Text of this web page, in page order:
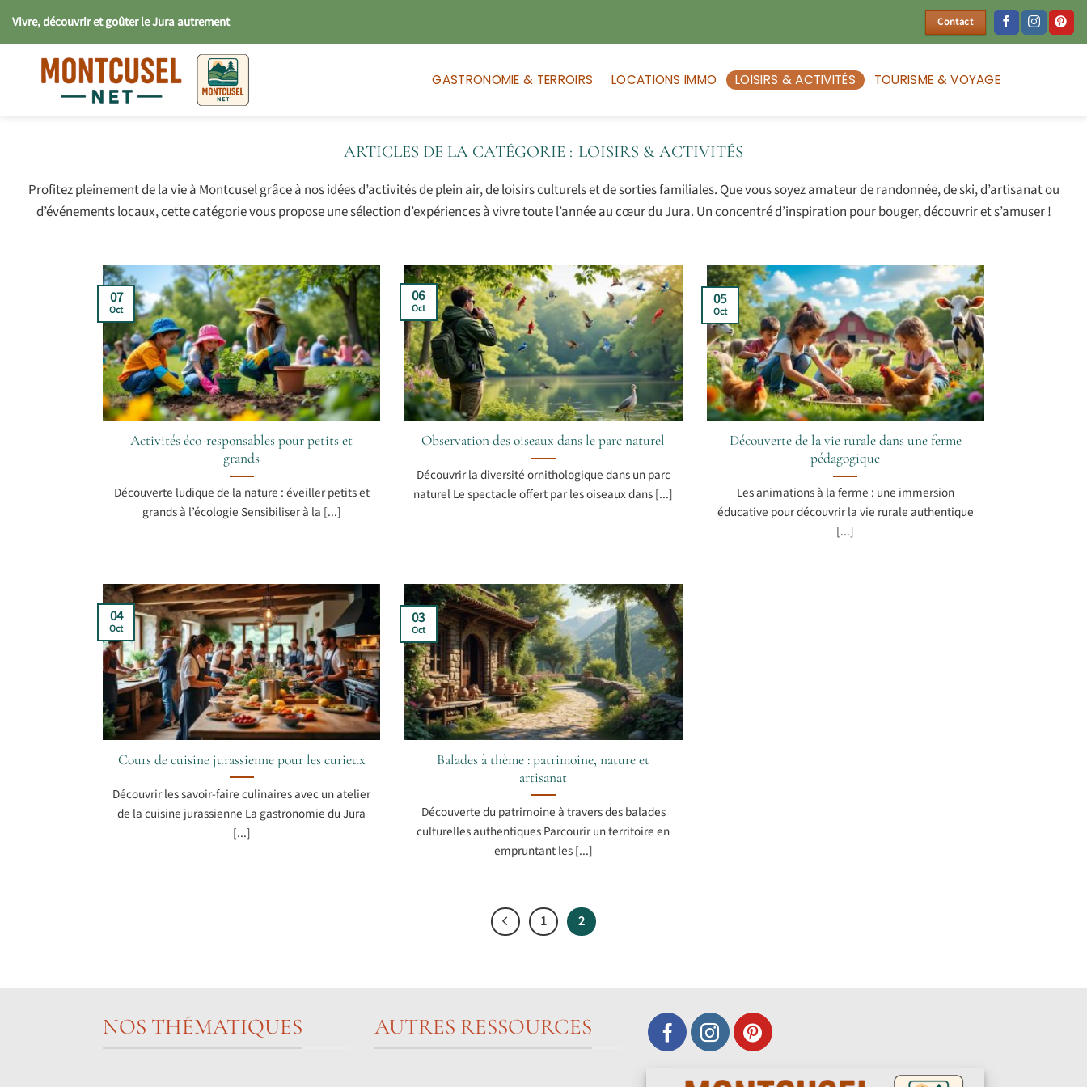
contenu
Vivre, découvrir et goûter le Jura autrement Contact
GASTRONOMIE & TERROIRS LOCATIONS IMMO LOISIRS & ACTIVITÉS TOURISME & VOYAGE
LOISIRS & ACTIVITÉS
Profitez pleinement de la vie à Montcusel grâce à nos idées d’activités de plein air, de loisirs culturels et de sorties familiales. Que vous soyez amateur de randonnée, de ski, d’artisanat ou
d’événements locaux, cette catégorie vous propose une sélection d’expériences à vivre toute l’année au cœur du Jura. Un concentré d’inspiration pour bouger, découvrir et s’amuser !
Activités éco-responsables pour petits et
grands
Découverte ludique de la nature : éveiller petits et
grands à l’écologie Sensibiliser à la [...]
07
Oct
Observation des oiseaux dans le parc naturel
Découvrir la diversité ornithologique dans un parc
naturel Le spectacle offert par les oiseaux dans [...]
06
Oct
Découverte de la vie rurale dans une ferme
pédagogique
Les animations à la ferme : une immersion
éducative pour découvrir la vie rurale authentique
[...]
05
Oct
Cours de cuisine jurassienne pour les curieux
Découvrir les savoir-faire culinaires avec un atelier
de la cuisine jurassienne La gastronomie du Jura
[...]
04
Oct
Balades à thème : patrimoine, nature et
artisanat
Découverte du patrimoine à travers des balades
culturelles authentiques Parcourir un territoire en
empruntant les [...]
03
Oct
1 2
NOS THÉMATIQUES AUTRES RESSOURCES